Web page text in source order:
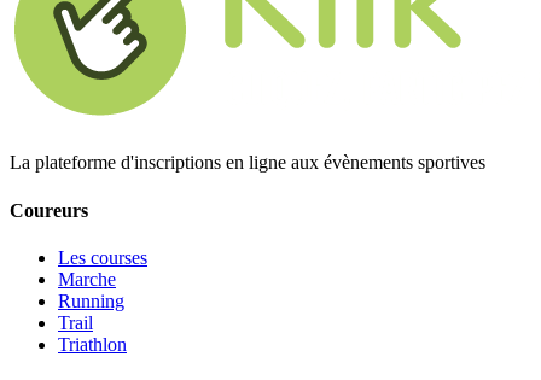
La plateforme d'inscriptions en ligne aux évènements sportives
Coureurs
Les courses
Marche
Running
Trail
Triathlon